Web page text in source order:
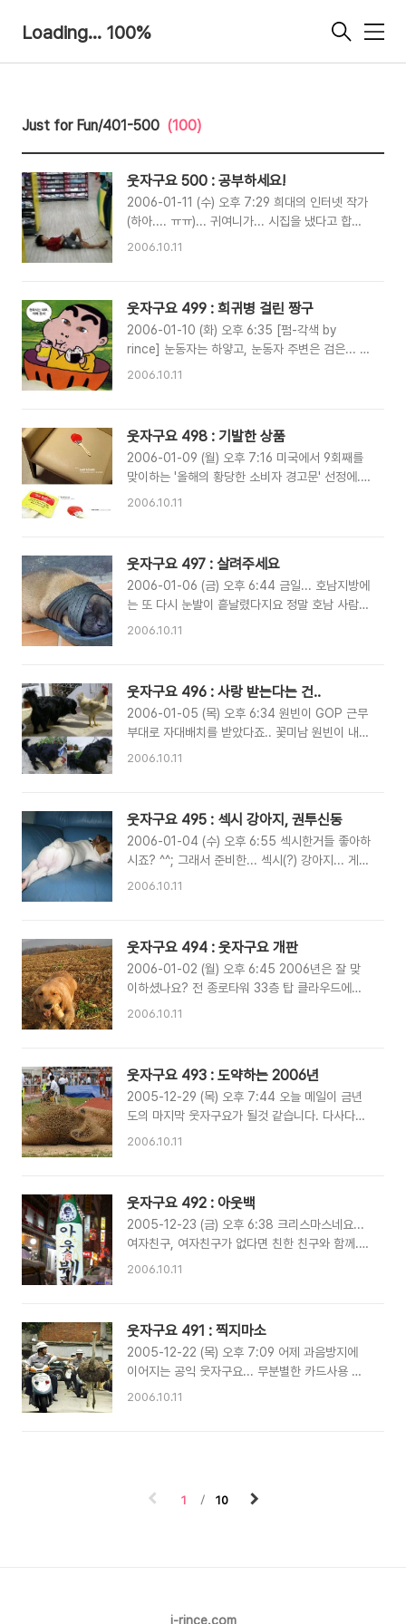
Loading... 100%
메
Just for Fun/401-500 (100)
웃자구요 500 : 공부하세요!
2006-01-11 (수) 오후 7:29 희대의 인터넷 작가
(하아.... ㅠㅠ)... 귀여니가... 시집을 냈다고 합니
다.... 시집에 실린 시를 아래 옮겨봤습니다.... 제
허락될 수 없는 이 세상의 가장 큰 거짓말. 제목 :
코스 신발 끈 더 꽉 묶어. 우리가 함께 할 코스는
백미터 단거리가 아니라 마라톤이야 이 멍청아. 제
목 : 착한여자 나쁜여자 착한 여자와 이별 하면 그
각한다 아무리 시대가 시대라지만.... 조금만 길게
쓰면 소설이 되고, 짧게 쓰면 ..
2006.10.11
웃자구요 499 : 희귀병 걸린 짱구
2006-01-10 (화) 오후 6:35 [펌-각색 by
rince] 눈동자는 하얗고, 눈동자 주변은 검은... 희
귀병에 걸린 아이가 있었으니... 바로 TV에서도
손을 거쳐 수술을 받았습니다.... 아.. 이제 눈동자
의 색이 정상으로 돌아왔군요.... 그리고 최근.... 2
차 성형수술을 마쳐... 완벽 정상인의 모습을 갖췄
습니다. 눈썹도 정리했구요.... 저녁들은 드셨나
2006.10.11
웃자구요 498 : 기발한 상품
2006-01-09 (월) 오후 7:16 미국에서 9회째를
맞이하는 '올해의 황당한 소비자 경고문' 선정에..
아래의 문구들이 선정됐다고 합니다. 1위. 페인트
는 칼을 잡으려 시도하지 마시오 3위. 사우스캐롤
라이나 주 힐튼 헤드섬 운하지도가 그려져 있는 칵
테일용 종이 냅킨 - 주의: 항해에 이용하지 마시오
감투상. 제빵용 팬 - 오븐용기는 오븐속에서 이용
하더라도 경고문구가 없으면, sue 할 수 있다는
사회적 분위기 때문에... 불필요한 법적소송문제를
피하..
2006.10.11
웃자구요 497 : 살려주세요
2006-01-06 (금) 오후 6:44 금일... 호남지방에
는 또 다시 눈발이 흩날렸다지요 정말 호남 사람
들... 눈이라면 지겨울듯... 공사현장 소장님도 살
아지 사진... 사람비위 맞춰가며 살아야하는 강아
지들도 괴롭겠지요... 그들이 택한 최후의 선택
은.... 질식사....
2006.10.11
웃자구요 496 : 사랑 받는다는 건..
2006-01-05 (목) 오후 6:34 원빈이 GOP 근무
부대로 자대배치를 받았다죠.. 꽃미남 원빈이 내무
실에서 선임병들에게 성추행을 당하지는 않을런지
는군요... 군대에선 사랑받는것도 힘든거얌... ㅠㅠ
개의 해를 기념하기 위해 여전히 이어지는 개 사진
들... 사랑한다고 아무한테나 올라타지 말란 말이
다!!! ㅠㅠ 내 20대 순결을 돌리도... 어흑.. ~~
2006.10.11
웃자구요 495 : 섹시 강아지, 권투신동
2006-01-04 (수) 오후 6:55 섹시한거들 좋아하
시죠? ^^; 그래서 준비한... 섹시(?) 강아지... 게슴
츠레 눈동자까지도... 지대 섹시!~ 오른손은 턱을
2006.10.11
웃자구요 494 : 웃자구요 개판
2006-01-02 (월) 오후 6:45 2006년은 잘 맞
이하셨나요? 전 종로타워 33층 탑 클라우드에서
여친과 함께 새해를 맞이 했답니다. 므훗~ 눈 높
거리는 모습만 보고 왔습니다. 국도의 차량 시속이
10km 미만으로 떨어져...올라올때 고생을 하긴 했
지만 Happy한 연말이었지요 ^^ 2006년이 개의
해다보니... 올 1월은... 웃자구요를 개판으로 만들
2006.10.11
웃자구요 493 : 도약하는 2006년
2005-12-29 (목) 오후 7:44 오늘 메일이 금년
도의 마지막 웃자구요가 될것 같습니다. 다사다년
했던 2005년도 어느덧 저물어 가고 있습니다. 자
2006.10.11
웃자구요 492 : 아웃백
2005-12-23 (금) 오후 6:38 크리스마스네요...
여자친구, 여자친구가 없다면 친한 친구와 함께...
아웃뷁이라도 가서... 즐거운 하루들 보내시길요~
2006.10.11
웃자구요 491 : 찍지마소
2005-12-22 (목) 오후 7:09 어제 과음방지에
이어지는 공익 웃자구요... 무분별한 카드사용 자
제합시다... ^^ 2005년 정말 앞만보고 달리느
2006.10.11
1 10
i-rince.com